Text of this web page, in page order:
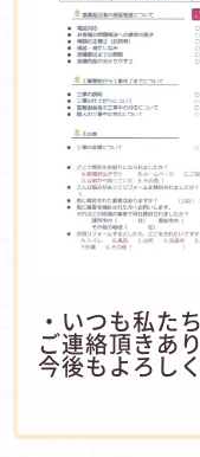
・いつも私た
ご連絡頂きあ
今後もよろし